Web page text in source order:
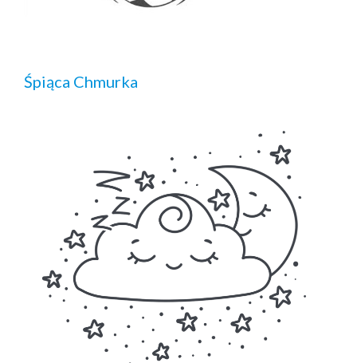
Śpiąca Chmurka